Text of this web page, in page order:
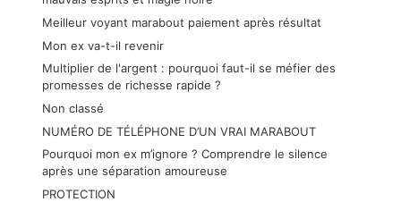
Meilleur voyant marabout paiement après résultat
Mon ex va-t-il revenir
Multiplier de l'argent : pourquoi faut-il se méfier des
promesses de richesse rapide ?
Non classé
NUMÉRO DE TÉLÉPHONE D’UN VRAI MARABOUT
Pourquoi mon ex m’ignore ? Comprendre le silence
après une séparation amoureuse
PROTECTION